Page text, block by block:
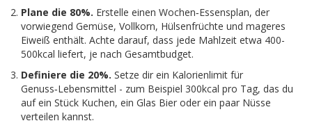
Plane die 80%. Erstelle einen Wochen‑Essensplan, der
vorwiegend Gemüse, Vollkorn, Hülsenfrüchte und mageres
Eiweiß enthält. Achte darauf, dass jede Mahlzeit etwa 400-
500kcal liefert, je nach Gesamtbudget.
Definiere die 20%. Setze dir ein Kalorienlimit für
Genuss‑Lebensmittel - zum Beispiel 300kcal pro Tag, das du
auf ein Stück Kuchen, ein Glas Bier oder ein paar Nüsse
verteilen kannst.